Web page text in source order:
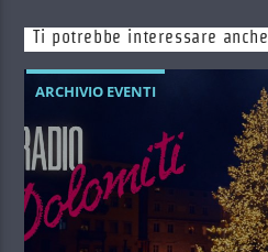
Ti potrebbe interessare anche
ARCHIVIO EVENTI